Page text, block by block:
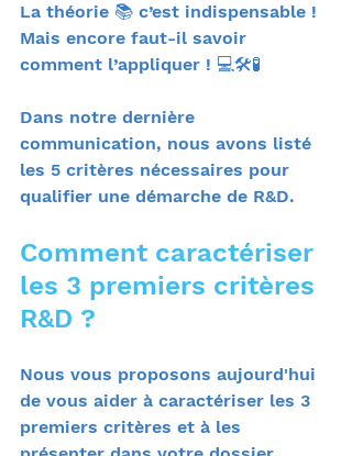
La théorie 📚 c’est indispensable !
Mais encore faut-il savoir
comment l’appliquer ! 💻🛠️🧪
Dans notre dernière
communication, nous avons listé
les 5 critères nécessaires pour
qualifier une démarche de R&D.
Comment caractériser
les 3 premiers critères
R&D ?
Nous vous proposons aujourd'hui
de vous aider à caractériser les 3
premiers critères et à les